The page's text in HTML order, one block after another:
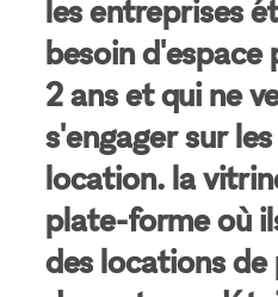
les entreprises
besoin d'espace
2 ans et qui ne
s'engager sur
location. la
plate-forme où
des locations